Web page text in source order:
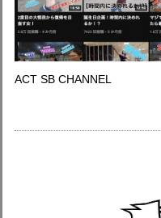
ACT SB CHANNEL